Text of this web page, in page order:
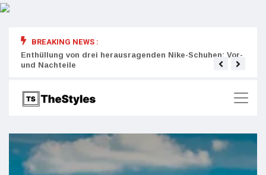
BREAKING NEWS :
Enthüllung von drei herausragenden Nike-Schuhen: Vor-
und Nachteile